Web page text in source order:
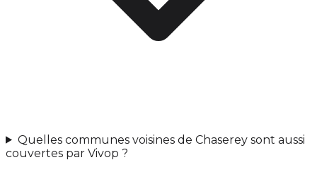
Quelles communes voisines de Chaserey sont aussi
couvertes par Vivop ?